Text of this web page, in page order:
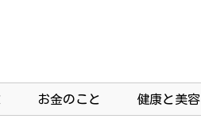
お金のこと 健康と美容